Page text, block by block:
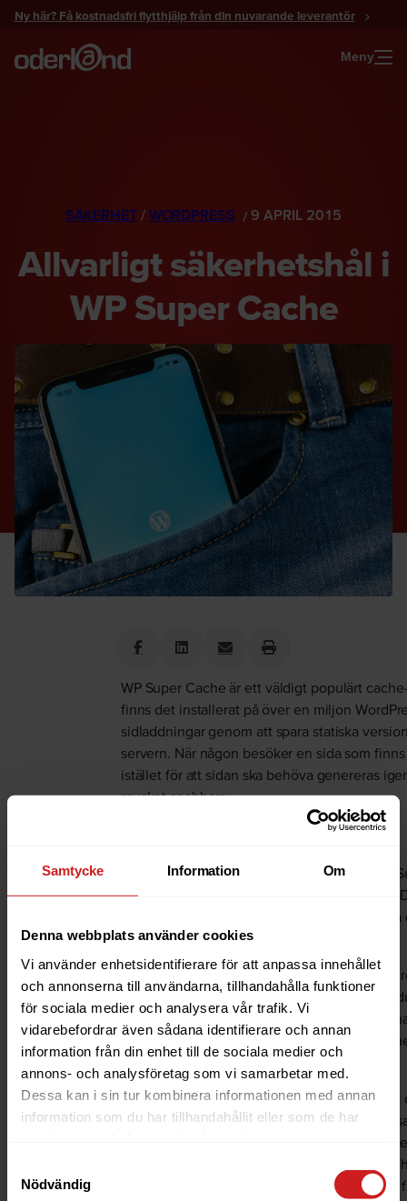
Samtycke Information Om
Denna webbplats använder cookies
Vi använder enhetsidentifierare för att anpassa innehållet
och annonserna till användarna, tillhandahålla funktioner
för sociala medier och analysera vår trafik. Vi
vidarebefordrar även sådana identifierare och annan
information från din enhet till de sociala medier och
annons- och analysföretag som vi samarbetar med.
Dessa kan i sin tur kombinera informationen med annan
information som du har tillhandahållit eller som de har
Nödvändig
Gå
innehåll
Ny här? Få kostnadsfri flytthjälp från din nuvarande leverantör
Meny
SÄKERHET/ WORDPRESS 9 APRIL 2015
Allvarligt säkerhetshål i
WP Super Cache
WP Super Cache är ett väldigt populärt
finns det installerat på över en miljon
sidladdningar genom att spara statiska
servern. När någon besöker en sida som
istället för att sidan ska behöva genereras
mycket snabbare.
Ett allvarligt säkerhetshål har nu hittats i
injicera sin egen kod in i dina cachade sidor.
administratörskonton eller bakdörrar för att
sajt.
Det första du behöver göra är att, om du inte
Cache installerat på din WordPress sajt. Om
som du hittar i WordPress admindel. Om du
genast uppdatera det till den senaste
WordPress inbyggda uppdateringsfunktion.
Om din sajt blir hackad rekommenderar vi
den också påverkades till en tidpunkt innan
behöver du direkt uppdatera WP Super
senaste versionen för att förhindra att du
databasen måste du kontakta våran
support